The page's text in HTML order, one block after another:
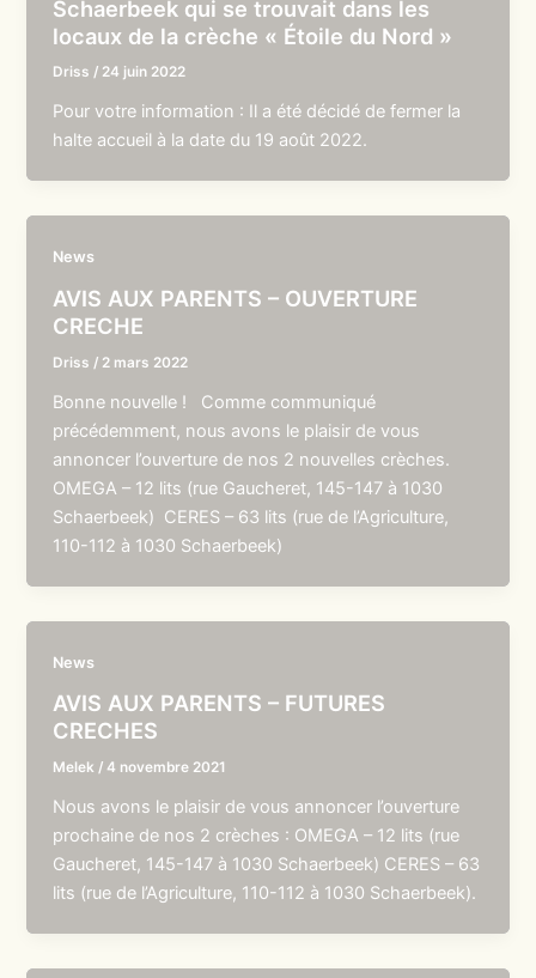
Schaerbeek qui se trouvait dans les
locaux de la crèche « Étoile du Nord »
Driss / 24 juin 2022
Pour votre information : Il a été décidé de fermer la
halte accueil à la date du 19 août 2022.
News
AVIS AUX PARENTS – OUVERTURE
CRECHE
Driss / 2 mars 2022
Bonne nouvelle ! Comme communiqué
précédemment, nous avons le plaisir de vous
annoncer l’ouverture de nos 2 nouvelles crèches.
OMEGA – 12 lits (rue Gaucheret, 145-147 à 1030
Schaerbeek) CERES – 63 lits (rue de l’Agriculture,
110-112 à 1030 Schaerbeek)
News
AVIS AUX PARENTS – FUTURES
CRECHES
Melek /4 novembre 2021
Nous avons le plaisir de vous annoncer l’ouverture
prochaine de nos 2 crèches : OMEGA – 12 lits (rue
Gaucheret, 145-147 à 1030 Schaerbeek) CERES – 63
lits (rue de l’Agriculture, 110-112 à 1030 Schaerbeek).